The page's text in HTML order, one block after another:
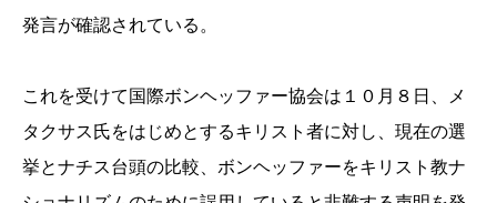
発言が確認されている。
これを受けて国際ボンヘッファー協会は１０月８日、メ
タクサス氏をはじめとするキリスト者に対し、現在の選
挙とナチス台頭の比較、ボンヘッファーをキリスト教ナ